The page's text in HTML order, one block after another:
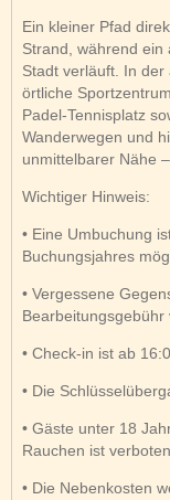
Ein kleiner Pfad
Strand, während ein
Stadt verläuft. In
örtliche
Padel-Tennisplatz
Wanderwegen und
unmittelbarer Nähe
Wichtiger Hinweis:
• Eine Umbuchung
Buchungsjahres
• Vergessene
Bearbeitungsgebühr
• Check-in ist ab
• Die
• Gäste unter 18
Rauchen ist verboten.
• Die Nebenkosten